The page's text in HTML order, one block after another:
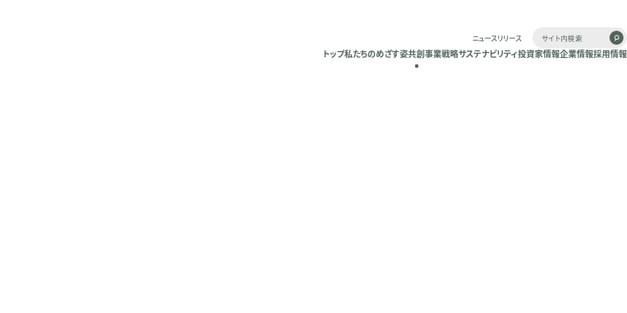
ニュースリリース
トップ私たちのめざす姿共創
共創
事業戦略サステナビリティ投資家情報企業情報採用情報